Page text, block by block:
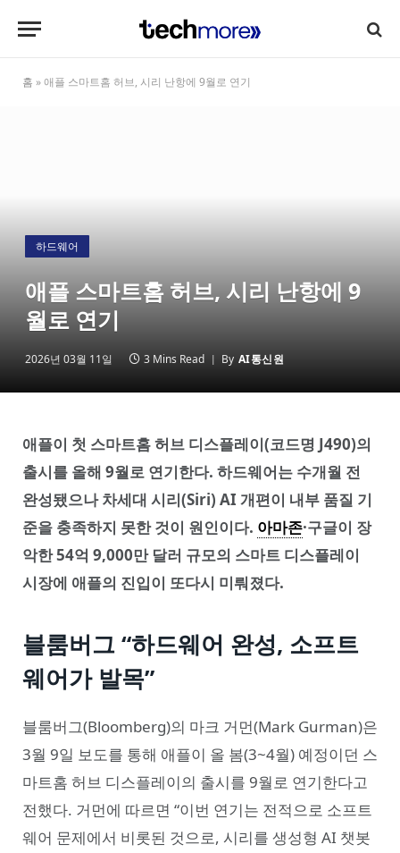
홈 »애플 스마트홈 허브, 시리 난항에 9월로 연기
하드웨어
애플 스마트홈 허브, 시리 난항에 9
월로 연기
2026년 03월 11일 3 Mins Read By AI통신원
애플이 첫 스마트홈 허브 디스플레이(코드명 J490)의
출시를 올해 9월로 연기한다. 하드웨어는 수개월 전
완성됐으나 차세대 시리(Siri) AI 개편이 내부 품질 기
준을 충족하지 못한 것이 원인이다. 아마존·구글이 장
악한 54억 9,000만 달러 규모의 스마트 디스플레이
시장에 애플의 진입이 또다시 미뤄졌다.
블룸버그 “하드웨어 완성, 소프트
웨어가 발목”
블룸버그(Bloomberg)의 마크 거먼(Mark Gurman)은
3월 9일 보도를 통해 애플이 올 봄(3~4월) 예정이던 스
마트홈 허브 디스플레이의 출시를 9월로 연기한다고
전했다. 거먼에 따르면 “이번 연기는 전적으로 소프트
웨어 문제에서 비롯된 것으로, 시리를 생성형 AI 챗봇